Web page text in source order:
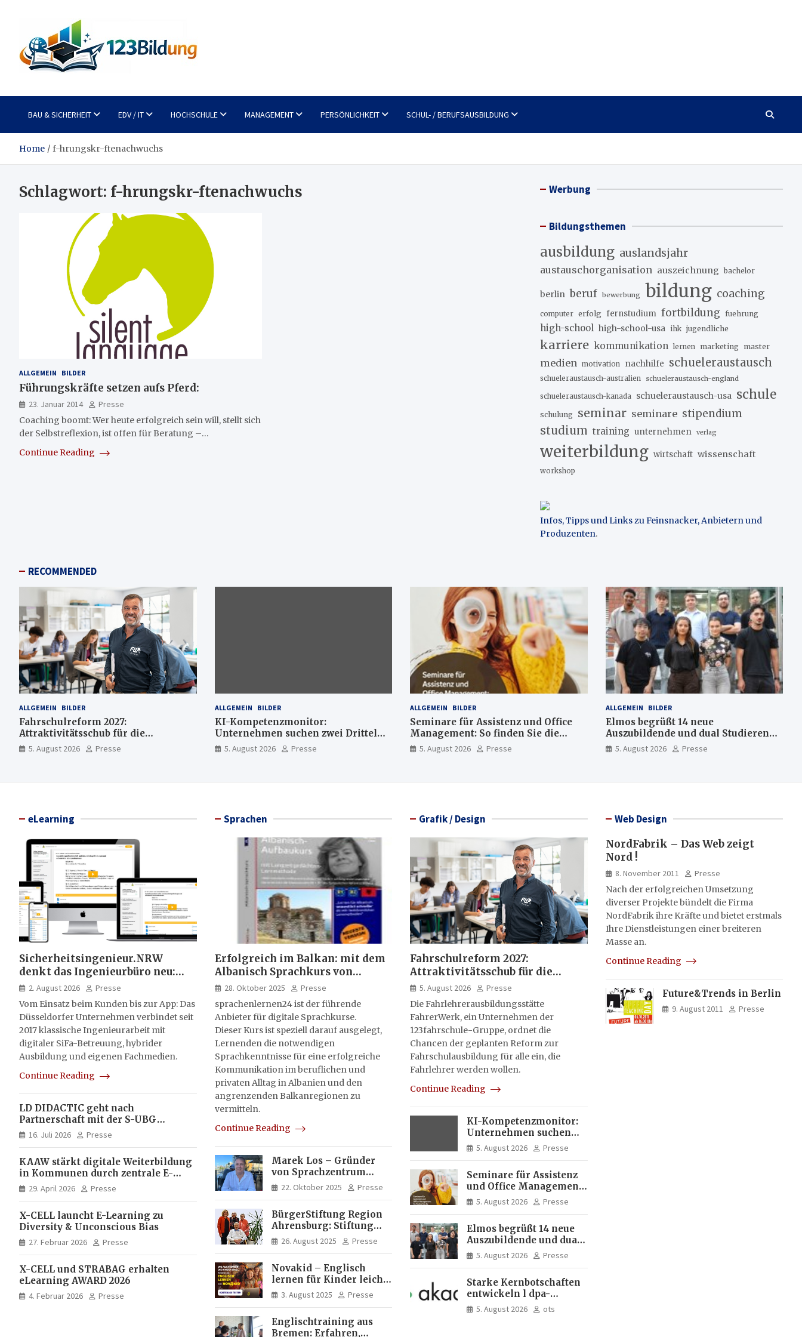
123Bildung
BAU & SICHERHEIT EDV / IT HOCHSCHULE MANAGEMENT PERSÖNLICHKEIT SCHUL- / BERUFSAUSBILDUNG
Home f-hrungskr-ftenachwuchs
Schlagwort: f-hrungskr-ftenachwuchs
ALLGEMEIN BILDER
Führungskräfte setzen aufs Pferd:
23. Januar 2014
Presse
Coaching boomt: Wer heute erfolgreich sein will, stellt sich
der Selbstreflexion, ist offen für Beratung –…
Continue Reading
Werbung
Bildungsthemen
ausbildung auslandsjahr
austauschorganisation auszeichnung bachelor
berlin beruf bewerbung bildung coaching
computer erfolg fernstudium fortbildung fuehrung
high-school high-school-usa ihk jugendliche
karriere kommunikation lernen marketing master
medien motivation nachhilfe schueleraustausch
schueleraustausch-australien schueleraustausch-england
schueleraustausch-kanada schueleraustausch-usa schule
schulung seminar seminare stipendium
studium training unternehmen verlag
weiterbildung wirtschaft wissenschaft
workshop
Infos, Tipps und Links zu Feinsnacker, Anbietern und
Produzenten.
RECOMMENDED
ALLGEMEIN BILDER
Fahrschulreform 2027:
Attraktivitätsschub für die
Fahrlehrerausbildung
5. August 2026 Presse
ALLGEMEIN BILDER
KI-Kompetenzmonitor:
Unternehmen suchen zwei Drittel
mehr KI-Experten
5. August 2026 Presse
ALLGEMEIN BILDER
Seminare für Assistenz und Office
Management: So finden Sie die
passende Weiterbildung
5. August 2026 Presse
ALLGEMEIN BILDER
Elmos begrüßt 14 neue
Auszubildende und dual Studierende
am Standort Dortmund
5. August 2026 Presse
eLearning
Sicherheitsingenieur.NRW
denkt das Ingenieurbüro neu:
HSE-Beratung wird digital,
hybrid und multimedial
2. August 2026
Presse
Vom Einsatz beim Kunden bis zur App: Das
Düsseldorfer Unternehmen verbindet seit
2017 klassische Ingenieurarbeit mit
digitaler SiFa-Betreuung, hybrider
Ausbildung und eigenen Fachmedien.
Continue Reading
LD DIDACTIC geht nach
Partnerschaft mit der S-UBG
vollständig in Unternehmerhand
16. Juli 2026 Presse
KAAW stärkt digitale Weiterbildung
in Kommunen durch zentrale E-
Learning Plattform von X-CELL
29. April 2026 Presse
X-CELL launcht E-Learning zu
Diversity & Unconscious Bias
27. Februar 2026 Presse
X-CELL und STRABAG erhalten
eLearning AWARD 2026
4. Februar 2026 Presse
Sprachen
Erfolgreich im Balkan: mit dem
Albanisch Sprachkurs von
sprachenlernen24
28. Oktober 2025
Presse
sprachenlernen24 ist der führende
Anbieter für digitale Sprachkurse.
Dieser Kurs ist speziell darauf ausgelegt,
Lernenden die notwendigen
Sprachkenntnisse für eine erfolgreiche
Kommunikation im beruflichen und
privaten Alltag in Albanien und den
angrenzenden Balkanregionen zu
vermitteln.
Continue Reading
Marek Los – Gründer
von Sprachzentrum
Moose, Moose Casa
Italia und Apartamento
Experte für Bildung und
Investitionen in
Brasilien
22. Oktober 2025 Presse
BürgerStiftung Region
Ahrensburg: Stiftung
Dietrich+Gudrun Maaß
fördert
Frauen
26. August 2025 Presse
Novakid – Englisch
lernen für Kinder leicht
gemacht
3. August 2025 Presse
Englischtraining aus
Bremen: Erfahren,
Grafik / Design
Fahrschulreform 2027:
Attraktivitätsschub für die
Fahrlehrerausbildung
5. August 2026
Presse
Die Fahrlehrerausbildungsstätte
FahrerWerk, ein Unternehmen der
123fahrschule-Gruppe, ordnet die
Chancen der geplanten Reform zur
Fahrschulausbildung für alle ein, die
Fahrlehrer werden wollen.
Continue Reading
KI-Kompetenzmonitor:
Unternehmen suchen
zwei Drittel mehr KI-
Experten
5. August 2026 Presse
Seminare für Assistenz
und Office Management:
So finden Sie die
passende Weiterbildung
5. August 2026 Presse
Elmos begrüßt 14 neue
Auszubildende und dual
Studierende am Standort
Dortmund
5. August 2026 Presse
Starke Kernbotschaften
entwickeln l dpa-
Akademie
5. August 2026 ots
Web Design
NordFabrik – Das Web zeigt
Nord !
8. November 2011
Presse
Nach der erfolgreichen Umsetzung
diverser Projekte bündelt die Firma
NordFabrik ihre Kräfte und bietet erstmals
Ihre Dienstleistungen einer breiteren
Masse an.
Continue Reading
Future&Trends in Berlin
9. August 2011 Presse